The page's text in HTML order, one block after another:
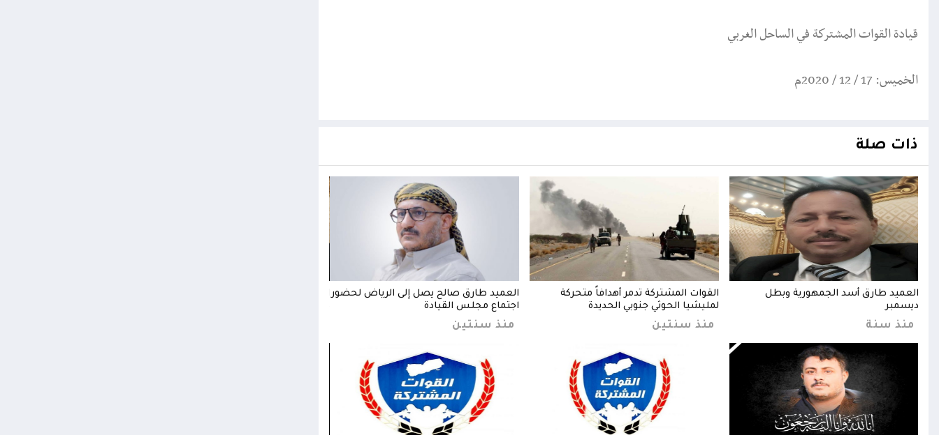
قيادة القوات المشتركة في الساحل الغربي
الخميس: 17 / 12 / 2020م
ذات صلة
العميد طارق أسد الجمهورية وبطل
ديسمبر
منذ سنة
القوات المشتركة تدمر أهدافاً متحركة
لمليشيا الحوثي جنوبي الحديدة
منذ سنتين
العميد طارق صالح يصل إلى الرياض لحضور
اجتماع مجلس القيادة
منذ سنتين